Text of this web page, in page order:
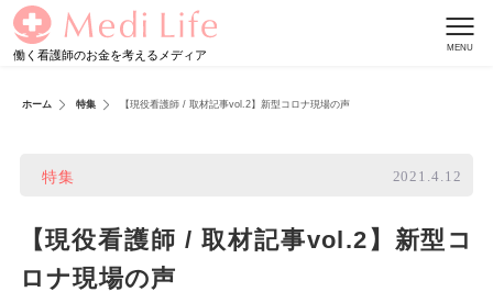
働く看護師のお金を考えるメディア
ホーム 特集 【現役看護師 / 取材記事vol.2】新型コロナ現場の声
2021.4.12
特集
【現役看護師 / 取材記事vol.2】新型コ
ロナ現場の声